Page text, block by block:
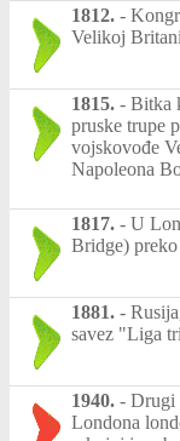
1812. -
Velikoj
1815. - Bitka
pruske trupe
vojskovođe
Napoleona
1817. - U
Bridge) preko
1881. -
savez "Liga
1940. - Drugi
Londona